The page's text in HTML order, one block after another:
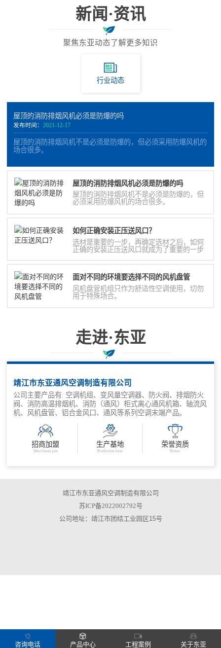
新闻·资讯
聚焦东亚动态了解更多知识
行业动态
屋顶的消防排烟风机必须是防爆的吗
发布时间： 2021-12-17
屋顶的消防排烟风机不是必须是防爆的，但必须采用防爆风机的
场合很多。
屋顶的消防排烟风机必须是防爆的吗
屋顶的消防排烟风机不是必须是防爆的，但
必须采用防爆风机的场合很多。
如何正确安装正压送风口？
选材是重要的一步，再确定选材之后，如何
正确的安装正压送风口就成为了重要的一步
面对不同的环境要选择不同的风机盘管
风机盘管机组只作为舒适性空调使用，切勿
用于特殊场合。
走进·东亚
东亚空调全方位满足一站式采购需求
靖江市东亚通风空调制造有限公司
公司主要产品有: 空调机组、变风量空调器、防火阀、排烟防火
阀、消防高温排烟机、消防（通风）柜式离心通风机箱、轴流风
机、风机盘管、铝合金风口、通风等系列空调末端产品。
招商加盟
Merchants join
生产基地
Production base
荣誉资质
Honor
靖江市东亚通风空调制造有限公司
苏ICP备2022002792号
公司地址：靖江市团结工业园区15号
咨询电话 产品中心 工程案例 关于东亚